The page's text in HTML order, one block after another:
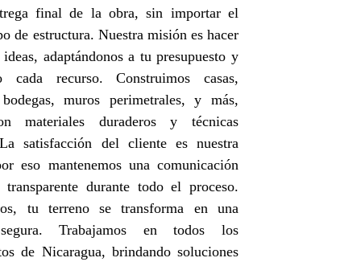
final de la obra, sin importar el
de estructura. Nuestra misión es hacer
adaptándonos a tu presupuesto y
cada recurso. Construimos casas,
muros perimetrales, y más,
materiales duraderos y técnicas
satisfacción del cliente es nuestra
eso mantenemos una comunicación
transparente durante todo el proceso.
tu terreno se transforma en una
Trabajamos en todos los
de Nicaragua, brindando soluciones